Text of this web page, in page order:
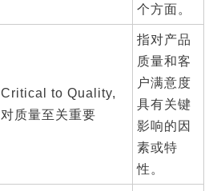
个方面。
Critical to Quality,
对质量至关重要
指对产品
质量和客
户满意度
具有关键
影响的因
素或特
性。